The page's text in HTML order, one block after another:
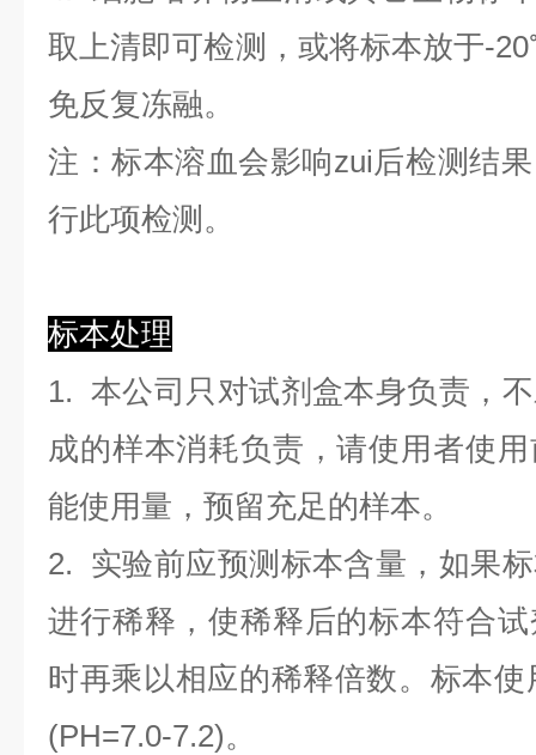
取上清即可检测，或将标本放于-
免反复冻融。
注：标本溶血会影响zui后检测结
行此项检测。
标本处理
1. 本公司只对试剂盒本身负责，
成的样本消耗负责，请使用者使
能使用量，预留充足的样本。
2. 实验前应预测标本含量，如果
进行稀释，使稀释后的标本符合
时再乘以相应的稀释倍数。标本
(PH=7.0-7.2)。